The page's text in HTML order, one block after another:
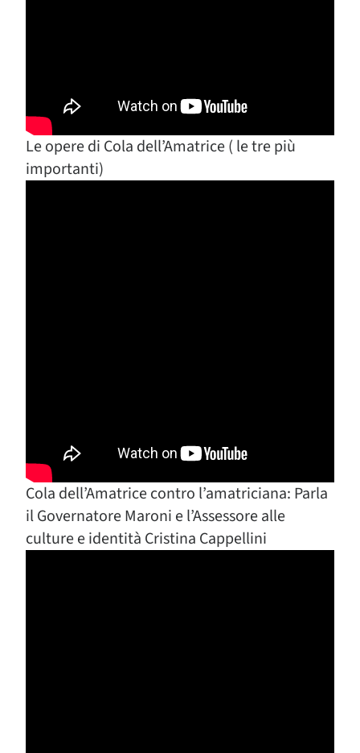
Le opere di Cola dell’Amatrice ( le tre più
importanti)
Cola dell’Amatrice contro l’amatriciana: Parla
il Governatore Maroni e l’Assessore alle
culture e identità Cristina Cappellini